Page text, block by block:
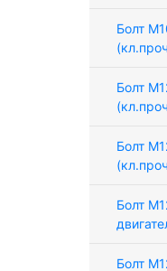
Болт
Болт
Болт
Болт
Болт